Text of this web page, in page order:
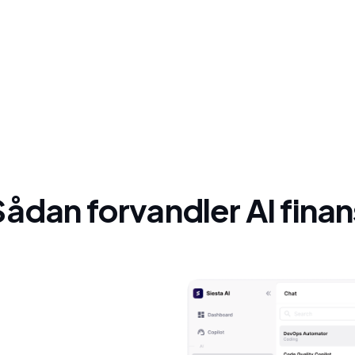
forvandler AI